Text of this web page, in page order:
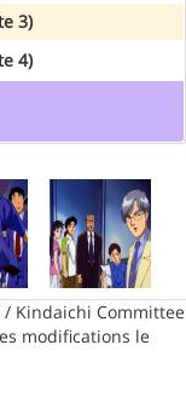
3)
4)
Kindaichi Committee
modifications le